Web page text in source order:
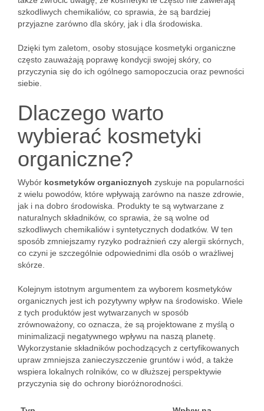
szkodliwych chemikaliów, co sprawia, że są bardziej
przyjazne zarówno dla skóry, jak i dla środowiska.
Dzięki tym zaletom, osoby stosujące kosmetyki organiczne
często zauważają poprawę kondycji swojej skóry, co
przyczynia się do ich ogólnego samopoczucia oraz pewności
siebie.
Dlaczego warto
wybierać kosmetyki
organiczne?
Wybór kosmetyków organicznych zyskuje na popularności
z wielu powodów, które wpływają zarówno na nasze zdrowie,
jak i na dobro środowiska. Produkty te są wytwarzane z
naturalnych składników, co sprawia, że są wolne od
szkodliwych chemikaliów i syntetycznych dodatków. W ten
sposób zmniejszamy ryzyko podrażnień czy alergii skórnych,
co czyni je szczególnie odpowiednimi dla osób o wrażliwej
skórze.
Kolejnym istotnym argumentem za wyborem kosmetyków
organicznych jest ich pozytywny wpływ na środowisko. Wiele
z tych produktów jest wytwarzanych w sposób
zrównoważony, co oznacza, że są projektowane z myślą o
minimalizacji negatywnego wpływu na naszą planetę.
Wykorzystanie składników pochodzących z certyfikowanych
upraw zmniejsza zanieczyszczenie gruntów i wód, a także
wspiera lokalnych rolników, co w dłuższej perspektywie
przyczynia się do ochrony bioróżnorodności.